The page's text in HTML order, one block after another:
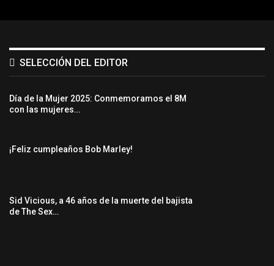
SELECCIÓN DEL EDITOR
Día de la Mujer 2025: Conmemoramos el 8M
con las mujeres…
¡Feliz cumpleaños Bob Marley!
Sid Vicious, a 46 años de la muerte del bajista
de The Sex…